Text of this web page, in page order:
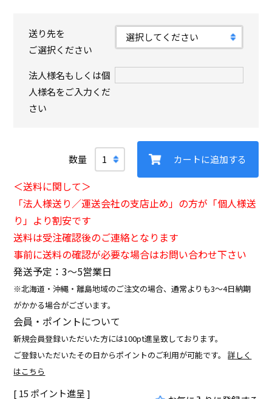
送り先を
ご選択ください
法人様名もしくは個
人様名をご入力くだ
さい
カートに追加する
＜送料に関して＞
「法人様送り／運送会社の支店止め」の方が「個人様送
り」より割安です
送料は受注確認後のご連絡となります
事前に送料の確認が必要な場合はお問い合わせ下さい
発送予定：3〜5営業日
※北海道・沖縄・離島地域のご注文の場合、通常よりも3～4日納期
がかかる場合がございます。
会員・ポイントについて
新規会員登録いただいた方には100pt進呈致しております。
ご登録いただいたその日からポイントのご利用が可能です。詳しく
はこちら
[ 15 ポイント進呈 ]